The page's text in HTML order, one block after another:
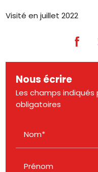
Visité en juillet 2022
Nous écrire
Les champs
obligatoires
Nom*
Prénom